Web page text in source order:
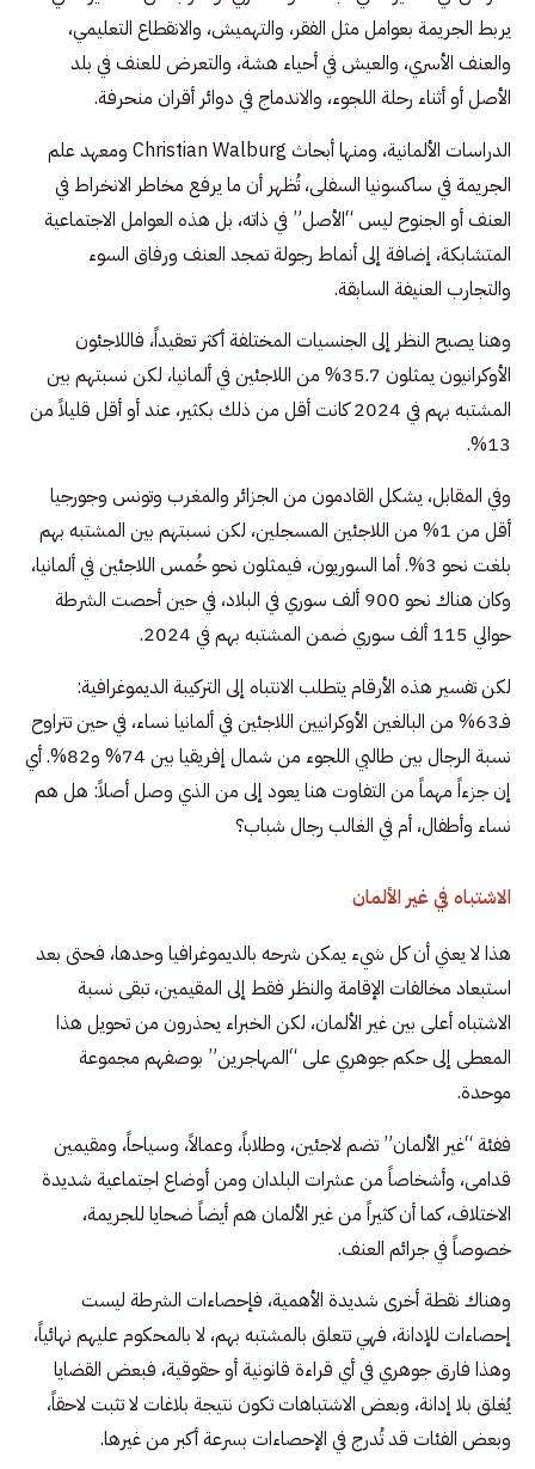
يربط الجريمة بعوامل مثل الفقر، والتهميش، والانقطاع التعليمي،
والعنف الأسري، والعيش في أحياء هشة، والتعرض للعنف في بلد
الأصل أو أثناء رحلة اللجوء، والاندماج في دوائر أقران منحرفة.
الدراسات الألمانية، ومنها أبحاث Christian Walburg ومعهد علم
الجريمة في ساكسونيا السفلى، تُظهر أن ما يرفع مخاطر الانخراط في
العنف أو الجنوح ليس “الأصل” في ذاته، بل هذه العوامل الاجتماعية
المتشابكة، إضافة إلى أنماط رجولة تمجد العنف ورفاق السوء
والتجارب العنيفة السابقة.
وهنا يصبح النظر إلى الجنسيات المختلفة أكثر تعقيداً، فاللاجئون
الأوكرانيون يمثلون 35.7% من اللاجئين في ألمانيا، لكن نسبتهم بين
المشتبه بهم في 2024 كانت أقل من ذلك بكثير، عند أو أقل قليلاً من
13%.
وفي المقابل، يشكل القادمون من الجزائر والمغرب وتونس وجورجيا
أقل من 1% من اللاجئين المسجلين، لكن نسبتهم بين المشتبه بهم
بلغت نحو 3%. أما السوريون، فيمثلون نحو خُمس اللاجئين في ألمانيا،
وكان هناك نحو 900 ألف سوري في البلاد، في حين أحصت الشرطة
حوالي 115 ألف سوري ضمن المشتبه بهم في 2024.
لكن تفسير هذه الأرقام يتطلب الانتباه إلى التركيبة الديموغرافية:
فـ63% من البالغين الأوكرانيين اللاجئين في ألمانيا نساء، في حين تتراوح
نسبة الرجال بين طالبي اللجوء من شمال إفريقيا بين 74% و82%. أي
إن جزءاً مهماً من التفاوت هنا يعود إلى من الذي وصل أصلاً: هل هم
نساء وأطفال، أم في الغالب رجال شباب؟
الاشتباه في غير الألمان
هذا لا يعني أن كل شيء يمكن شرحه بالديموغرافيا وحدها، فحتى بعد
استبعاد مخالفات الإقامة والنظر فقط إلى المقيمين، تبقى نسبة
الاشتباه أعلى بين غير الألمان، لكن الخبراء يحذرون من تحويل هذا
المعطى إلى حكم جوهري على “المهاجرين” بوصفهم مجموعة
موحدة.
ففئة “غير الألمان” تضم لاجئين، وطلاباً، وعمالاً، وسياحاً، ومقيمين
قدامى، وأشخاصاً من عشرات البلدان ومن أوضاع اجتماعية شديدة
الاختلاف، كما أن كثيراً من غير الألمان هم أيضاً ضحايا للجريمة،
خصوصاً في جرائم العنف.
وهناك نقطة أخرى شديدة الأهمية، فإحصاءات الشرطة ليست
إحصاءات للإدانة، فهي تتعلق بالمشتبه بهم، لا بالمحكوم عليهم نهائياً،
وهذا فارق جوهري في أي قراءة قانونية أو حقوقية، فبعض القضايا
يُغلق بلا إدانة، وبعض الاشتباهات تكون نتيجة بلاغات لا تثبت لاحقاً،
وبعض الفئات قد تُدرج في الإحصاءات بسرعة أكبر من غيرها.